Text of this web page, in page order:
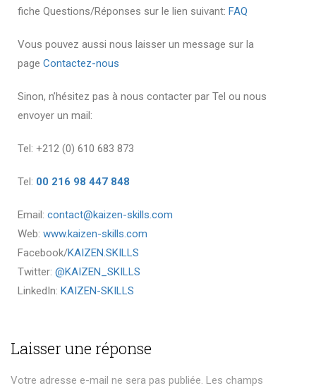
fiche Questions/Réponses sur le lien suivant: FAQ
Vous pouvez aussi nous laisser un message sur la
page Contactez-nous
Sinon, n’hésitez pas à nous contacter par Tel ou nous
envoyer un mail:
Tel: +212 (0) 610 683 873
Tel: 00 216 98 447 848
Email: contact@kaizen-skills.com
Web: www.kaizen-skills.com
Facebook/KAIZEN.SKILLS
Twitter: @KAIZEN_SKILLS
LinkedIn: KAIZEN-SKILLS
Laisser une réponse
Votre adresse e-mail ne sera pas publiée. Les champs